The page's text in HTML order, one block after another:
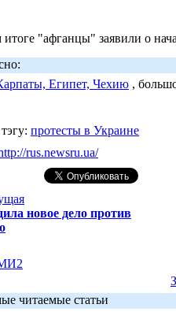
"афганцы" заявили о
Египет, Чехию ,
протесты в Украине
rus.newsru.ua/
новое дело против
читаемые статьи